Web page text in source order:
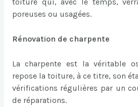
toiture qui, avec le temps,
poreuses ou usagées.
Rénovation de charpente
La charpente est la véritable
repose la toiture, à ce titre, son
vérifications régulières par un
de réparations.